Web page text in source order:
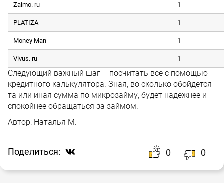
Zaimo. ru 1
PLATIZA 1
Money Man 1
Vivus. ru 1
Следующий важный шаг – посчитать все с помощью
кредитного калькулятора. Зная, во сколько обойдется
та или иная сумма по микрозайму, будет надежнее и
спокойнее обращаться за займом.
Автор: Наталья М.
Поделиться: 0 0